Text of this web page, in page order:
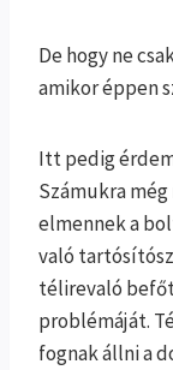
De hogy ne
amikor éppen
Itt pedig
Számukra
elmennek a
való
télirevaló
problémáját.
fognak állni a